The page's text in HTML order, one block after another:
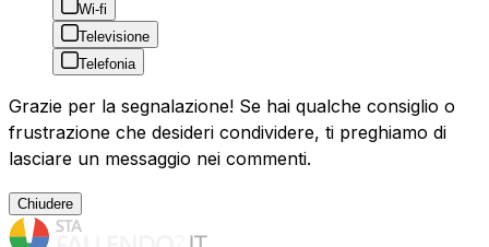
Wi-fi
Televisione
Telefonia
Grazie per la segnalazione! Se hai qualche consiglio o
frustrazione che desideri condividere, ti preghiamo di
lasciare un messaggio nei commenti.
Chiudere